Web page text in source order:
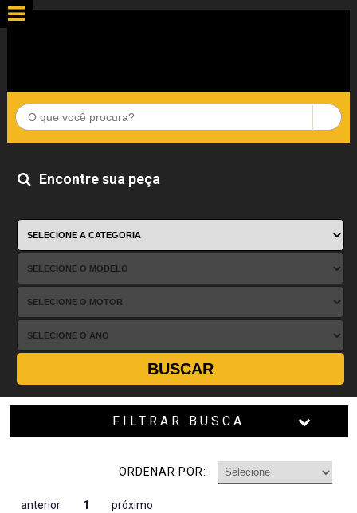
Encontre sua peça
BUSCAR
FILTRAR BUSCA
ORDENAR POR:
anterior 1 próximo